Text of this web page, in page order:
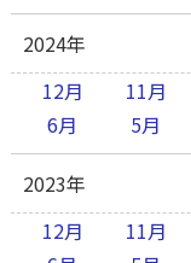
2024年
12月
11月
6月
5月
2023年
12月
11月